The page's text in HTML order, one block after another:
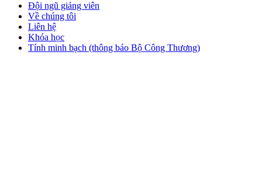
Đội ngũ giảng viên
Về chúng tôi
Liên hệ
Khóa học
Tính minh bạch (thông báo Bộ Công Thương)